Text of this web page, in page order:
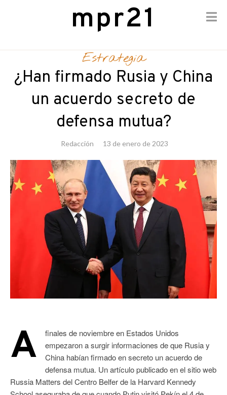
content
mpr21
Estrategia
¿Han firmado Rusia y China
un acuerdo secreto de
defensa mutua?
Redacción 13 de enero de 2023
A
finales de noviembre en Estados Unidos
empezaron a surgir informaciones de que Rusia y
China habían firmado en secreto un acuerdo de
defensa mutua. Un artículo publicado en el sitio web
Russia Matters del Centro Belfer de la Harvard Kennedy